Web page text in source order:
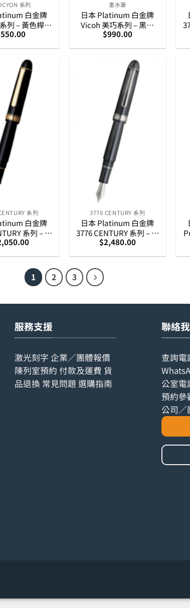
系列
白金牌
列 – 黃色桿墨
水筆
550.00
墨水筆
日本 Platinum 白金牌
Vicoh 美巧系列 – 黑身
18K 金筆咀 墨水筆
$990.00
系列
白金牌
系列 – 黑
咀墨水筆
3776 CENTURY 系列
日本 Platinum 白金牌
3776 CENTURY 系列 – 香
港特別版 14K 金筆咀 墨水
$2,480.00
1 2 3
服務支援
激光刻字 企業／團體報價
陳列室預約 付款及運費 貨
品退換 常見問題 選購指南
聯絡
查詢電
公室電
預約參
公司／